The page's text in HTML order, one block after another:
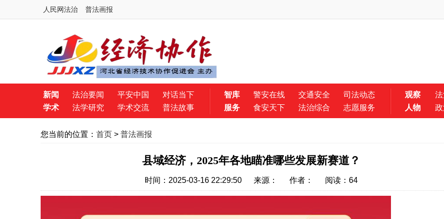
人民网法治 普法画报
新闻 法治要闻 平安中国
对话当下
学术
法学研究 学术交流 普法故事
智库 警安在线 交通安全
司法动态
服务
食安天下 法治综合 志愿服务
观察
人物
您当前的位置： 首页 > 普法画报
县域经济，2025年各地瞄准哪些发展新赛道？
时间：2025-03-16 22:29:50 来源： 作者： 阅读： 64